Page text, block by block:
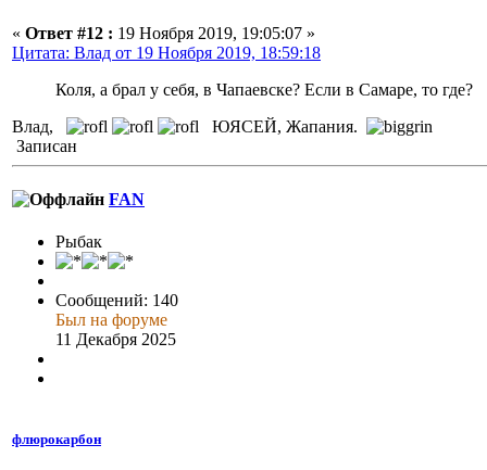
« Ответ #12 : 19 Ноября 2019, 19:05:07 »
Цитата: Влад от 19 Ноября 2019, 18:59:18
Коля, а брал у себя, в Чапаевске? Если в Самаре, то где?
Влад,
ЮЯСЕЙ, Жапания.
Записан
FAN
Рыбак
Сообщений: 140
Был на форуме
11 Декабря 2025
флюрокарбон